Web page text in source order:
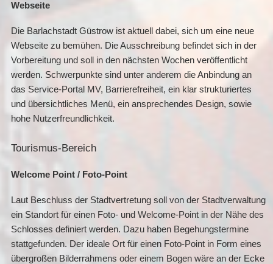
Webseite
Die Barlachstadt Güstrow ist aktuell dabei, sich um eine neue
Webseite zu bemühen. Die Ausschreibung befindet sich in der
Vorbereitung und soll in den nächsten Wochen veröffentlicht
werden. Schwerpunkte sind unter anderem die Anbindung an
das Service-Portal MV, Barrierefreiheit, ein klar strukturiertes
und übersichtliches Menü, ein ansprechendes Design, sowie
hohe Nutzerfreundlichkeit.
Tourismus-Bereich
Welcome Point / Foto-Point
Laut Beschluss der Stadtvertretung soll von der Stadtverwaltung
ein Standort für einen Foto- und Welcome-Point in der Nähe des
Schlosses definiert werden. Dazu haben Begehungstermine
stattgefunden. Der ideale Ort für einen Foto-Point in Form eines
übergroßen Bilderrahmens oder einem Bogen wäre an der Ecke